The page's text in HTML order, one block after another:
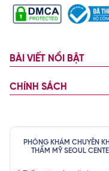
BÀI VIẾT NỔI BẬT
CHÍNH SÁCH
PHÒNG KHÁM CHUYÊN
THẨM MỸ SEOUL